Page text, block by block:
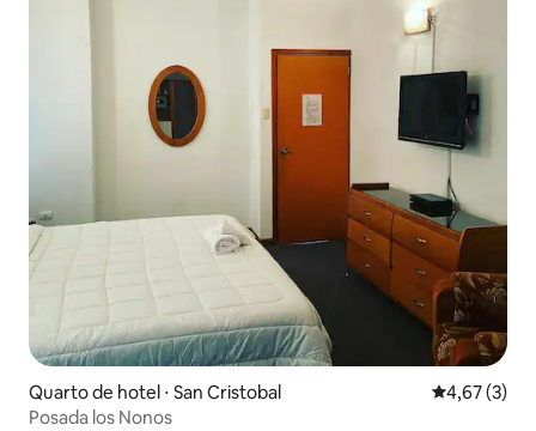
Quarto de hotel ⋅ San Cristobal 4,67 de
4,67 (3)
Posada los Nonos